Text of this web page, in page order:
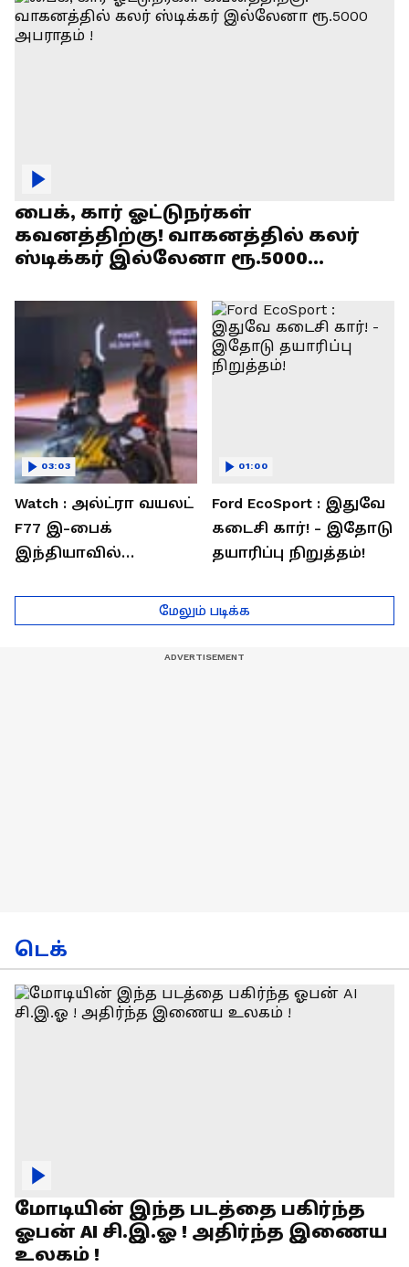
பைக், கார் ஓட்டுநர்கள்
கவனத்திற்கு! வாகனத்தில் கலர்
ஸ்டிக்கர் இல்லேனா ரூ.5000
Watch : அல்ட்ரா வயலட்
F77 இ-பைக்
இந்தியாவில்
சார்ஜில் 307கி.மீ
பயணம்!
03:03
Ford EcoSport : இதுவே
கடைசி கார்! - இதோடு
தயாரிப்பு நிறுத்தம்!
01:00
மேலும் படிக்க
டெக்
மோடியின் இந்த படத்தை பகிர்ந்த
ஓபன் AI சி.இ.ஓ ! அதிர்ந்த இணைய
உலகம் !